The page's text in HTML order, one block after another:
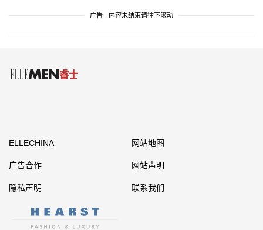
广告 - 内容未结束请往下滚动
ELLECHINA 网站地图
广告合作 网站声明
隐私声明 联系我们